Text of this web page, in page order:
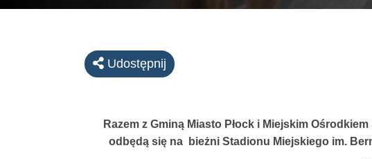
Udostępnij
Razem z Gminą Miasto Płock i Miejskim
odbędą się na bieżni Stadionu Miejskiego im.